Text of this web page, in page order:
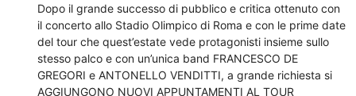
Dopo il grande successo di pubblico e critica ottenuto con
il concerto allo Stadio Olimpico di Roma e con le prime date
del tour che quest’estate vede protagonisti insieme sullo
stesso palco e con un’unica band FRANCESCO DE
GREGORI e ANTONELLO VENDITTI, a grande richiesta si
AGGIUNGONO NUOVI APPUNTAMENTI AL TOUR